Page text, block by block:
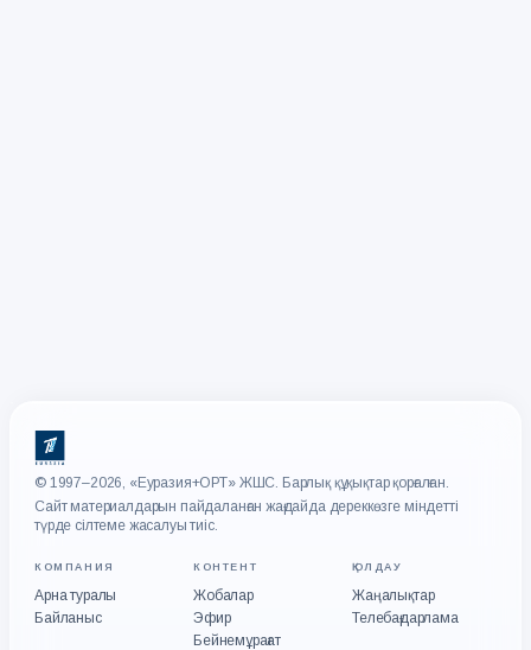
© 1997–2026, «Еуразия+ОРТ» ЖШС. Барлық құқықтар қорғалған.
Сайт материалдарын пайдаланған жағдайда дереккөзге міндетті
түрде сілтеме жасалуы тиіс.
КОМПАНИЯ
Арна туралы
Байланыс
КОНТЕНТ
Жобалар
Эфир
Бейнемұрағат
ҚОЛДАУ
Жаңалықтар
Телебағдарлама